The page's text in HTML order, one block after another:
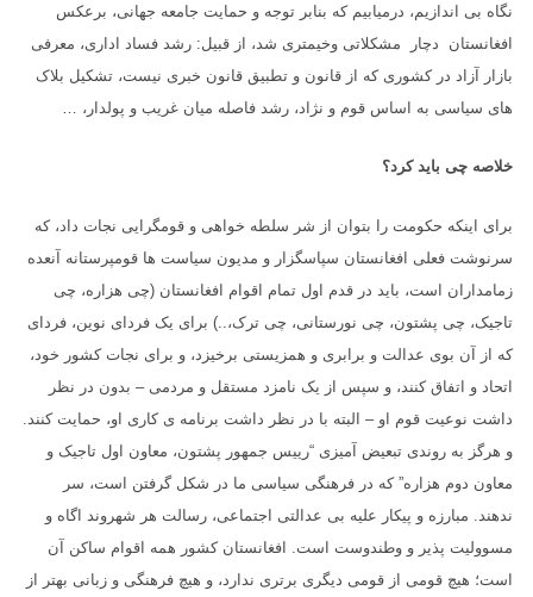
نگاه بی اندازیم، درمیابیم که بنابر توجه و حمایت جامعه جهانی، برعکس
افغانستان دچار مشکلاتی وخیمتری شد، از قبیل: رشد فساد اداری، معرفی
بازار آزاد در کشوری که از قانون و تطبیق قانون خبری نیست، تشکیل بلاک
های سیاسی به اساس قوم و نژاد، رشد فاصله میان غریب و پولدار، …
خلاصه چی باید کرد؟
برای اینکه حکومت را بتوان از شر سلطه خواهی و قومگرایی نجات داد، که
سرنوشت فعلی افغانستان سپاسگزار و مدیون سیاست ها قومپرستانه آنعده
زمامداران است، باید در قدم اول تمام اقوام افغانستان (چی هزاره، چی
تاجیک، چی پشتون، چی نورستانی، چی ترک،..) برای یک فردای نوین، فردای
که از آن بوی عدالت و برابری و همزیستی برخیزد، و برای نجات کشور خود،
اتحاد و اتفاق کنند، و سپس از یک نامزد مستقل و مردمی – بدون در نظر
داشت نوعیت قوم او – البته با در نظر داشت برنامه ی کاری او، حمایت کنند.
و هرگز به روندی تبعیض آمیزی “رییس جمهور پشتون، معاون اول تاجیک و
معاون دوم هزاره” که در فرهنگی سیاسی ما در شکل گرفتن است، سر
ندهند. مبارزه و پیکار علیه بی عدالتی اجتماعی، رسالت هر شهروند اگاه و
مسوولیت پذیر و وطندوست است. افغانستان کشور همه اقوام ساکن آن
است؛ هیچ قومی از قومی دیگری برتری ندارد، و هیچ فرهنگی و زبانی بهتر از